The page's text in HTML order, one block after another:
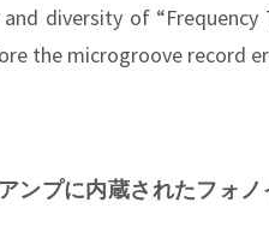
diversity of “Frequency
the microgroove record
ンプに内蔵されたフォ